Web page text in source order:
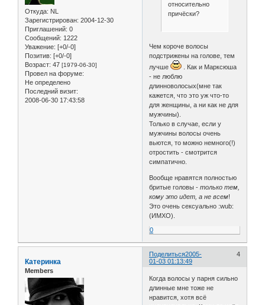
Откуда: NL
Зарегистрирован: 2004-12-30
Приглашений: 0
Сообщений: 1222
Уважение: [+0/-0]
Позитив: [+0/-0]
Возраст: 47 [1979-06-30]
Провел на форуме:
Не определено
Последний визит:
2008-06-30 17:43:58
относительно
причёски?
Чем короче волосы
подстрижены на голове, тем
лучше
. Как и Марксюша
- не люблю
длинноволосых(мне так
кажется, что это уж что-то
для женщины, а ни как не для
мужчины).
Только в случае, если у
мужчины волосы очень
вьются, то можно немного(!)
отростить - смотрится
симпатично.
Вообще нравятся полностью
бритые головы -только тем,
кому это идет, а не всем!
Это очень сексуально :wub:
(ИМХО).
0
Поделиться 4
2005-
01-03 01:13:49
Катеринка
Members
Когда волосы у парня сильно
длинные мне тоже не
нравится, хотя всё